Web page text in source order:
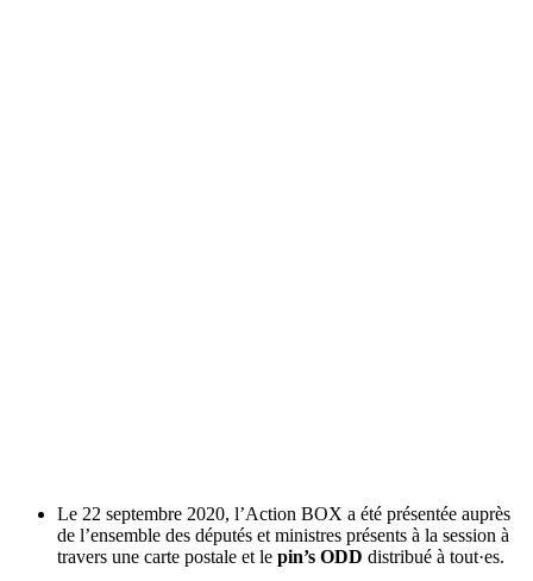
Le 22 septembre 2020, l’Action BOX a été présentée auprès
de l’ensemble des députés et ministres présents à la session à
travers une carte postale et le pin’s ODD distribué à tout·es.